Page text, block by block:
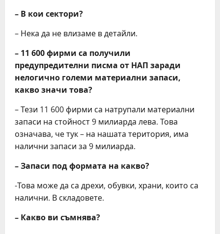
– В кои сектори?
– Нека да не влизаме в детайли.
– 11 600 фирми са получили
предупредителни писма от НАП заради
нелогично големи материални запаси,
какво значи това?
– Тези 11 600 фирми са натрупали материални
запаси на стойност 9 милиарда лева. Това
означава, че тук – на нашата територия, има
налични запаси за 9 милиарда.
– Запаси под формата на какво?
-Това може да са дрехи, обувки, храни, които са
налични. В складовете.
– Какво ви съмнява?